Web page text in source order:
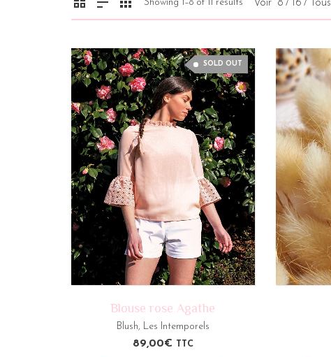
Showing 1–8 of 11 results Voir 8 / 16 / Tous
SOLD OUT
Blouse rose Agathe
Blush, Les Intemporels
89,00€ TTC